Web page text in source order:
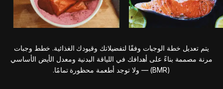
يتم تعديل خطة الوجبات وفقًا لتفضيلاتك وقيودك الغذائية. خطط وجبات
مرنة مصممة بناءً على أهدافك في اللياقة البدنية ومعدل الأيض الأساسي
(BMR) — ولا توجد أطعمة محظورة تمامًا.